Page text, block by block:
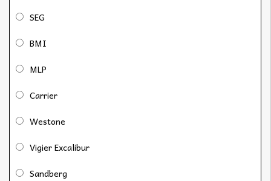
SEG
BMI
MLP
Carrier
Westone
Vigier Excalibur
Sandberg